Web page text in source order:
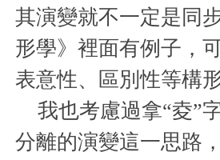
其演變就不一定是同
形學》裡面有例子，
表意性、區別性等構
我也考慮過拿“夌”
分離的演變這一思路